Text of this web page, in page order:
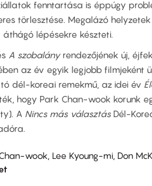
fenntartása is éppúgy
törlesztése. Megalázó
lépésekre készteti.
A szobalány rendezőjének új,
az év egyik legjobb filmjeként
dél-koreai remekmű, az idei év
hogy Park Chan-wook korunk
A Nincs más választás Dél-
wook, Lee Kyoung-mi, Don